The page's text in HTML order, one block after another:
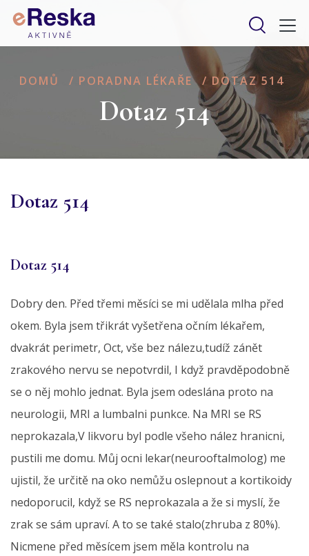
DOMŮ / PORADNA LÉKAŘE / DOTAZ 514
Dotaz 514
Dotaz 514
Dotaz 514
Dobry den. Před třemi měsíci se mi udělala mlha před
okem. Byla jsem třikrát vyšetřena očním lékařem,
dvakrát perimetr, Oct, vše bez nálezu,tudíž zánět
zrakového nervu se nepotvrdil, I když pravděpodobně
se o něj mohlo jednat. Byla jsem odeslána proto na
neurologii, MRI a lumbalni punkce. Na MRI se RS
neprokazala,V likvoru byl podle všeho nález hranicni,
pustili me domu. Můj ocni lekar(neurooftalmolog) me
ujistil, že určitě na oko nemůžu oslepnout a kortikoidy
nedoporucil, když se RS neprokazala a že si myslí, že
zrak se sám upraví. A to se také stalo(zhruba z 80%).
Nicmene před měsícem jsem měla kontrolu na